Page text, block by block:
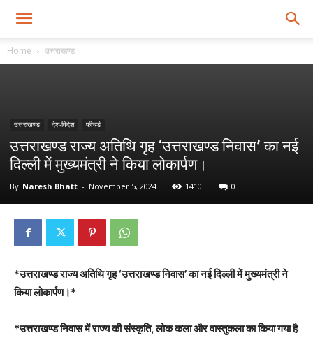
Home उत्तराखण्ड
उत्तराखण्ड देश-विदेश फीचर्ड
उत्तराखण्ड राज्य अतिथि गृह ‘उत्तराखण्ड निवास’ का नई
दिल्ली में मुख्यमंत्री ने किया लोकार्पण।
By Naresh Bhatt - November 5, 2024 1410 0
*उत्तराखण्ड राज्य अतिथि गृह ‘उत्तराखण्ड निवास’ का नई दिल्ली में मुख्यमंत्री ने
किया लोकार्पण।*
*उत्तराखण्ड निवास में राज्य की संस्कृति, लोक कला और वास्तुकला का किया गया है